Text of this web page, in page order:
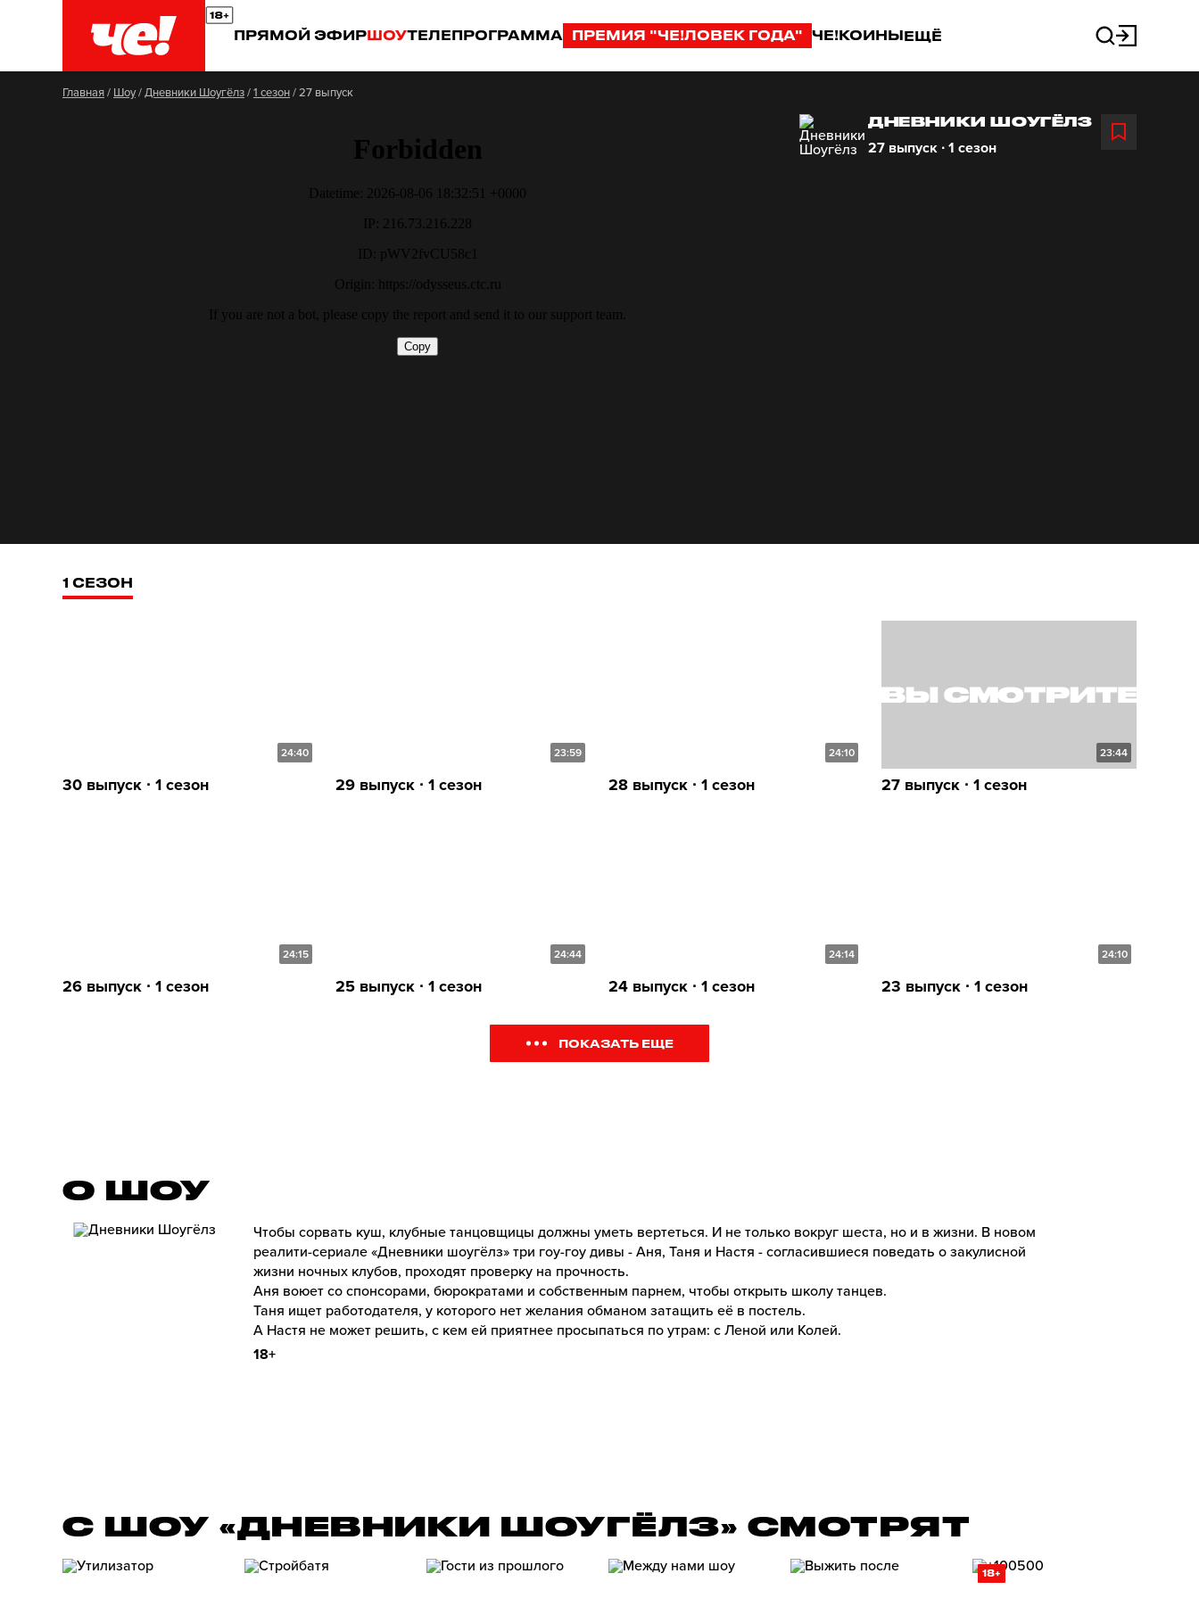
ПРЯМОЙ ЭФИРШОУТЕЛЕПРОГРАММА ПРЕМИЯ "ЧЕ!ЛОВЕК ГОДА" ЧЕ!КОИНЫЕЩЁ
Главная/ Шоу/Дневники Шоугёлз/1 сезон/27 выпуск
ДНЕВНИКИ ШОУГЁЛЗ
27 выпуск ∙ 1 сезон
1 СЕЗОН
24:40
30 выпуск ∙ 1 сезон
23:59
29 выпуск ∙ 1 сезон
24:10
28 выпуск ∙ 1 сезон
23:44
27 выпуск ∙ 1 сезон
24:15
26 выпуск ∙ 1 сезон
24:44
25 выпуск ∙ 1 сезон
24:14
24 выпуск ∙ 1 сезон
24:10
23 выпуск ∙ 1 сезон
ПОКАЗАТЬ ЕЩЕ
О ШОУ
Чтобы сорвать куш, клубные танцовщицы должны уметь вертеться. И не только вокруг шеста, но и в жизни. В новом
реалити-сериале «Дневники шоугёлз» три гоу-гоу дивы - Аня, Таня и Настя - согласившиеся поведать о закулисной
жизни ночных клубов, проходят проверку на прочность.
Аня воюет со спонсорами, бюрократами и собственным парнем, чтобы открыть школу танцев.
Таня ищет работодателя, у которого нет желания обманом затащить её в постель.
А Настя не может решить, с кем ей приятнее просыпаться по утрам: с Леной или Колей.
18+
С ШОУ «ДНЕВНИКИ ШОУГЁЛЗ» СМОТРЯТ
18+